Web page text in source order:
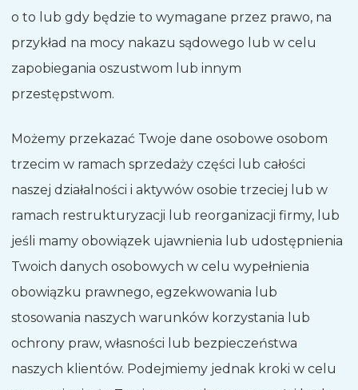
o to lub gdy będzie to wymagane przez prawo, na
przykład na mocy nakazu sądowego lub w celu
zapobiegania oszustwom lub innym
przestępstwom.
Możemy przekazać Twoje dane osobowe osobom
trzecim w ramach sprzedaży części lub całości
naszej działalności i aktywów osobie trzeciej lub w
ramach restrukturyzacji lub reorganizacji firmy, lub
jeśli mamy obowiązek ujawnienia lub udostępnienia
Twoich danych osobowych w celu wypełnienia
obowiązku prawnego, egzekwowania lub
stosowania naszych warunków korzystania lub
ochrony praw, własności lub bezpieczeństwa
naszych klientów. Podejmiemy jednak kroki w celu